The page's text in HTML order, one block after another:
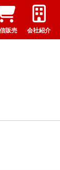
販売 会社紹介